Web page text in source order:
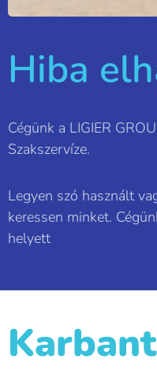
Hiba
Cégünk a LIGIER
Szakszervíze.
Legyen szó használt
keressen minket.
helyett